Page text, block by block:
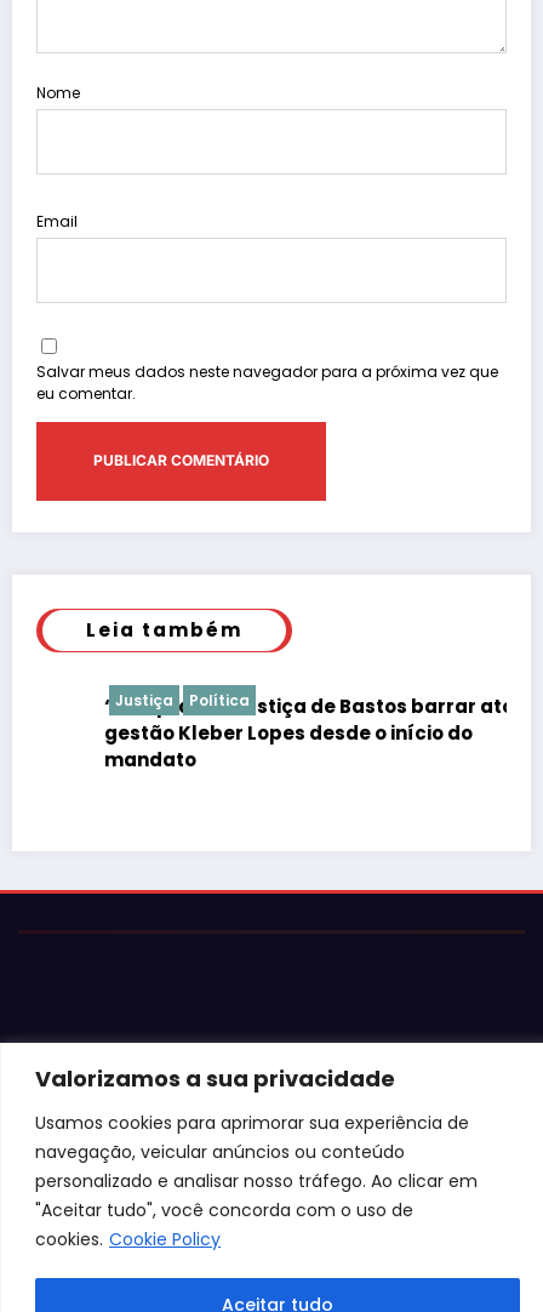
Valorizamos a sua privacidade
Usamos cookies para aprimorar sua experiência de
navegação, veicular anúncios ou conteúdo
personalizado e analisar nosso tráfego. Ao clicar em
"Aceitar tudo", você concorda com o uso de
cookies. Cookie Policy
Aceitar tudo
Nome
Email
Salvar meus dados neste navegador para a próxima vez que
eu comentar.
Leia também
Justiça Política
“É de praxe”: Justiça de Bastos barrar atos da
gestão Kleber Lopes desde o início do
mandato
© 2026 Jota Neves. Todos os direitos reservados.
autorização expressa está sujeita às penalidades
legais.